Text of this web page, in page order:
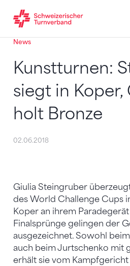
Zum Inhalt springen
Zur Sitemap navigieren
Zum Navigieren dieser Seite
News
Kunstturnen:
siegt in Koper,
holt Bronze
02.06.2018
Giulia Steingruber
des World Challenge Cups
Koper an ihrem
Finalsprünge gelingen der
ausgezeichnet. Sowohl
auch beim Jurtschenko mit
erhält sie vom